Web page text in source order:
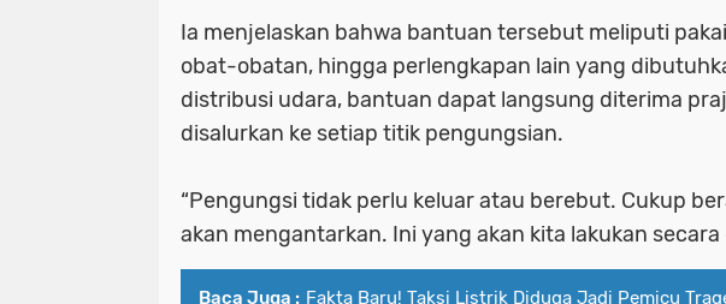
Ia menjelaskan bahwa bantuan tersebut meliputi
obat-obatan, hingga perlengkapan lain yang
distribusi udara, bantuan dapat langsung diterima
disalurkan ke setiap titik pengungsian.
“Pengungsi tidak perlu keluar atau berebut. Cukup
akan mengantarkan. Ini yang akan kita lakukan secara
Baca Juga : Fakta Baru! Taksi Listrik Diduga Jadi Pemicu